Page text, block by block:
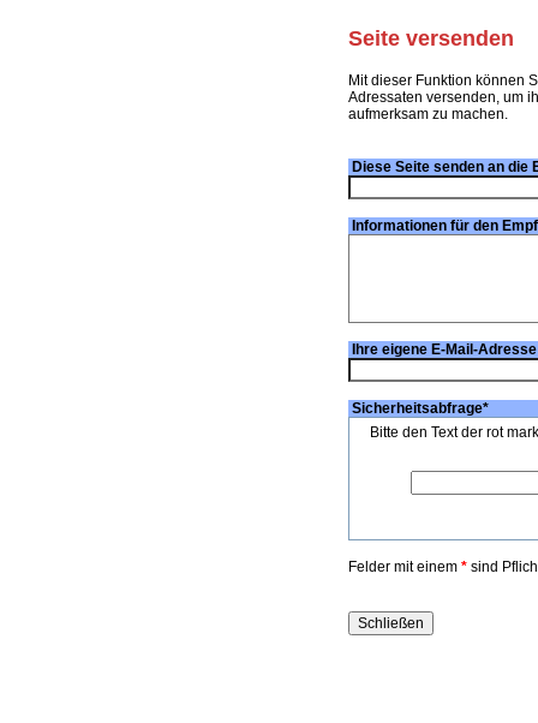
Seite versenden
Mit dieser Funktion können
Adressaten versenden, um
aufmerksam zu machen.
Diese Seite senden an die
Informationen für den
Ihre eigene E-Mail-
Sicherheitsabfrage*
Bitte den Text der rot
Felder mit einem * sind